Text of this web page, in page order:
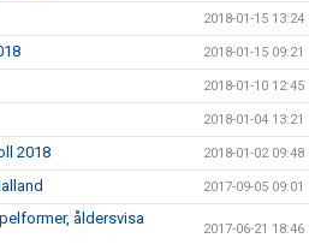
2018-01-15 13:24
2018-01-15 09:21
2018-01-10 12:45
2018-01-04 13:21
2018 2018-01-02 09:48
2017-09-05 09:01
åldersvisa
2017-06-21 18:46